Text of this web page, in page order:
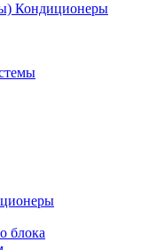
Кондиционеры
блока